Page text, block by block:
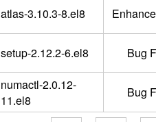
atlas-3.10.3-8.el8
setup-2.12.2-6.el8
Bug
numactl-2.0.12-
11.el8
Bug